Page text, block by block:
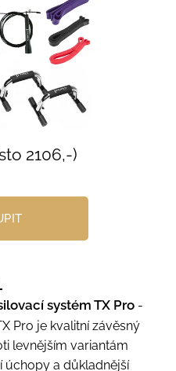
2106,-)
systém TX Pro -
Pro je kvalitní závěsný
levnějším variantám
úchopy a důkladnější